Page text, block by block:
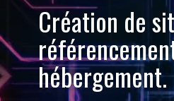
Création de
hébergement.